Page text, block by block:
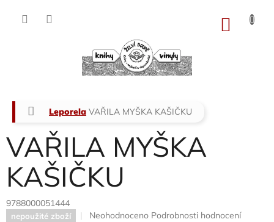
Domů
Leporela VAŘILA MYŠKA KAŠIČKU
VAŘILA MYŠKA
KAŠIČKU
9788000051444
nepoužité zboží
Průměrné
Neohodnoceno Podrobnosti hodnocení